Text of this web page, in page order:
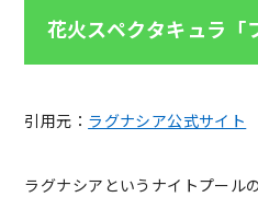
花火スペクタキュラ「
引用元： ラグナシア公式サイト
ラグナシアというナイトプール